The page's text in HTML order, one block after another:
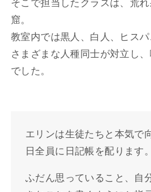
そこで担当したクラスは、荒
窟。
教室内では黒人、白人、ヒスパ
さまざまな人種同士が対立し
でした。
エリンは生徒たちと本気で
日全員に日記帳を配ります。
ふだん思っていること、自